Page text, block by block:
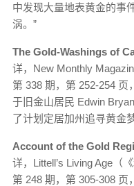
中发现大量地表黄金的事
涡。”
The Gold-Washings of
详，New Monthly
第 338 期，第 252-254
于旧金山居民 Edwin
了计划定居加州追寻黄金
Account of the Gold
详，Littell’s Living Age（
第 248 期，第 305-308